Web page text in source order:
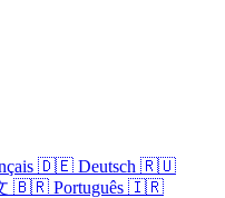
🇩🇪 Deutsch 🇷🇺
🇧🇷 Português 🇮🇷